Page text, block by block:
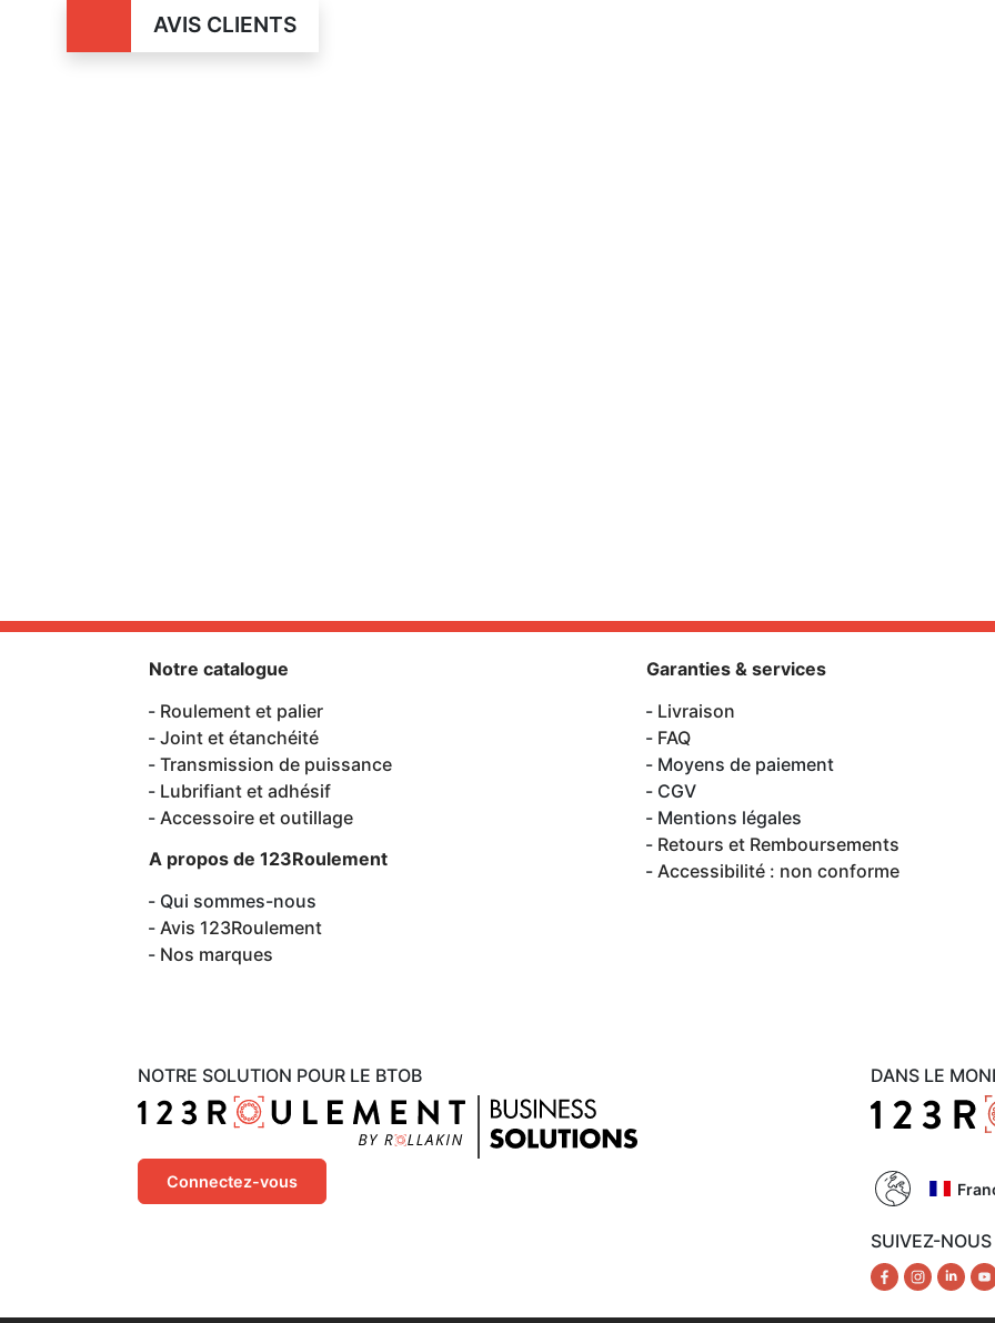
AVIS CLIENTS
NOTRE SOLUTION POUR LE BTOB
Connectez-vous
Notre catalogue
Roulement et palier
Joint et étanchéité
Transmission de puissance
Lubrifiant et adhésif
Accessoire et outillage
A propos de 123Roulement
Qui sommes-nous
Avis 123Roulement
Nos marques
Garanties & services
Livraison
FAQ
Moyens de paiement
CGV
Mentions légales
Retours et Remboursements
Accessibilité : non conforme
DANS LE
SUIVEZ-NOUS